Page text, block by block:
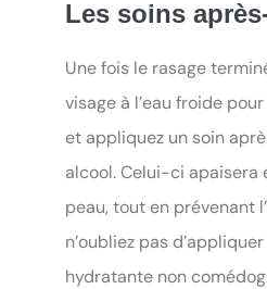
Les soins
Une fois le rasage
visage à l’eau froide
et appliquez un soin
alcool. Celui-ci apaisera
peau, tout en prévenant
n’oubliez pas
hydratante non